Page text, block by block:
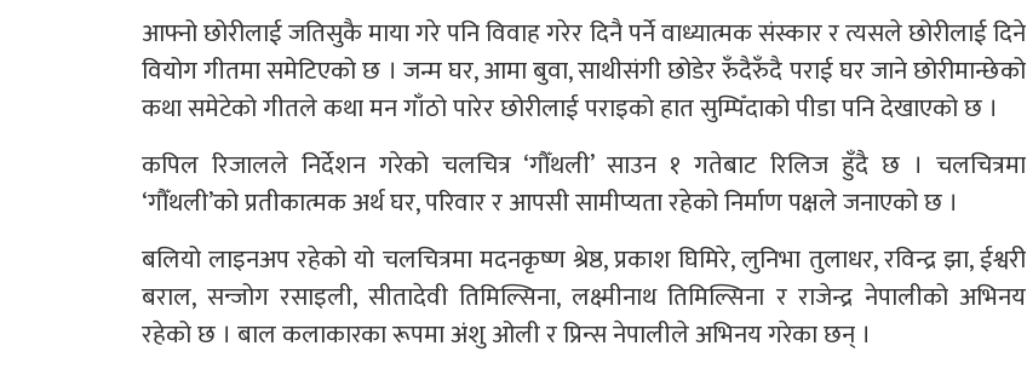
आफ्नो छोरीलाई जतिसुकै माया गरे पनि विवाह गरेर दिनै पर्ने वाध्यात्मक संस्कार र त्यसले छोरीलाई दिने
वियोग गीतमा समेटिएको छ । जन्म घर, आमा बुवा, साथीसंगी छोडेर रुँदैरुँदै पराई घर जाने छोरीमान्छेको
कथा समेटेको गीतले कथा मन गाँठो पारेर छोरीलाई पराइको हात सुम्पिँदाको पीडा पनि देखाएको छ ।
कपिल रिजालले निर्देशन गरेको चलचित्र ‘गौँथली’ साउन १ गतेबाट रिलिज हुँदै छ । चलचित्रमा
‘गौँथली’को प्रतीकात्मक अर्थ घर, परिवार र आपसी सामीप्यता रहेको निर्माण पक्षले जनाएको छ ।
बलियो लाइनअप रहेको यो चलचित्रमा मदनकृष्ण श्रेष्ठ, प्रकाश घिमिरे, लुनिभा तुलाधर, रविन्द्र झा, ईश्वरी
बराल, सन्जोग रसाइली, सीतादेवी तिमिल्सिना, लक्ष्मीनाथ तिमिल्सिना र राजेन्द्र नेपालीको अभिनय
रहेको छ । बाल कलाकारका रूपमा अंशु ओली र प्रिन्स नेपालीले अभिनय गरेका छन् ।